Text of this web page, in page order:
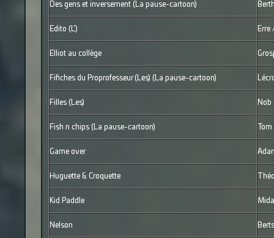
Des gens et inversement (La pause-cartoon)
Edito (L’) Erre
Elliot au collège
Fifiches du Proprofesseur (Les) (La pause-cartoon)
Filles (Les) Nob
Fish n chips (La pause-cartoon)
Game over
Huguette & Croquette
Kid Paddle
Nelson